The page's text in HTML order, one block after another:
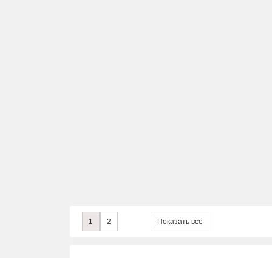
1 2 Показать всё